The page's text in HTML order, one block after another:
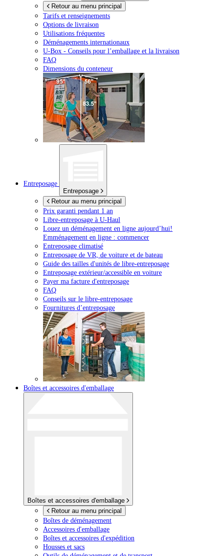
Retour au menu principal
Tarifs et renseignements
Options de livraison
Utilisations fréquentes
Déménagements internationaux
U-Box - Conseils pour l’emballage et la livraison
FAQ
Dimensions du conteneur
Entreposage
Entreposage
Retour au menu principal
Prix garanti pendant 1 an
Libre-entreposage à U-Haul
Louez un déménagement en ligne aujourd’hui!
Emménagement en ligne : commencer
Entreposage climatisé
Entreposage de VR, de voiture et de bateau
Guide des tailles d'unités de libre-entreposage
Entreposage extérieur/accessible en voiture
Payer ma facture d'entreposage
FAQ
Conseils sur le libre-entreposage
Fournitures d’entreposage
Boîtes et accessoires d'emballage
Boîtes et accessoires d'emballage
Retour au menu principal
Boîtes de déménagement
Accessoires d'emballage
Boîtes et accessoires d'expédition
Housses et sacs